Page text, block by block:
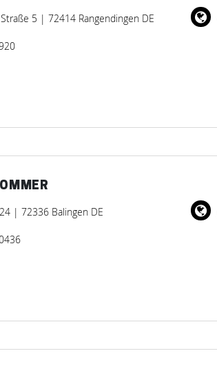
5 | 72414 Rangendingen DE
| 72336 Balingen DE